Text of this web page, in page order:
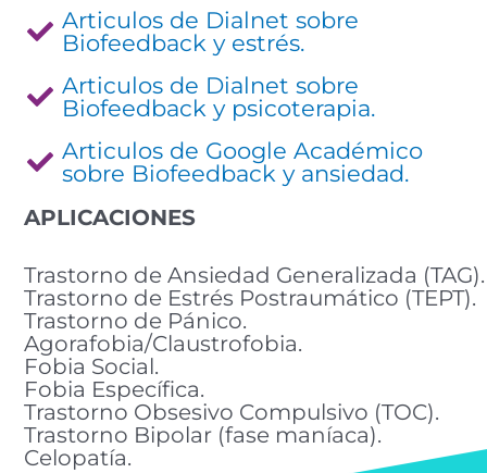
Articulos de Dialnet sobre
Biofeedback y estrés.
Articulos de Dialnet sobre
Biofeedback y psicoterapia.
Articulos de Google Académico
sobre Biofeedback y ansiedad.
APLICACIONES
Trastorno de Ansiedad Generalizada (TAG).
Trastorno de Estrés Postraumático (TEPT).
Trastorno de Pánico.
Agorafobia/Claustrofobia.
Fobia Social.
Fobia Específica.
Trastorno Obsesivo Compulsivo (TOC).
Trastorno Bipolar (fase maníaca).
Celopatía.